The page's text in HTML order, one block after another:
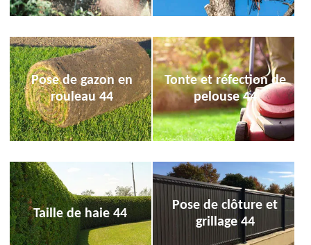
Pose de gazon en
rouleau 44
Tonte et réfection de
pelouse 44
Taille de haie 44
Pose de clôture et
grillage 44